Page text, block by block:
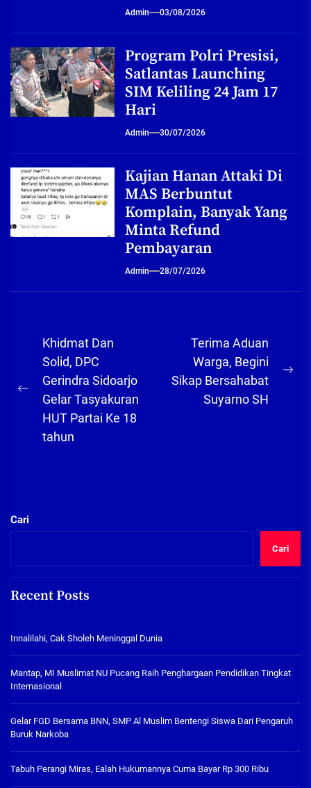
Admin 03/08/2026
Program Polri Presisi,
Satlantas Launching
SIM Keliling 24 Jam 17
Hari
Admin 30/07/2026
Kajian Hanan Attaki Di
MAS Berbuntut
Komplain, Banyak Yang
Minta Refund
Pembayaran
Admin 28/07/2026
Navigasi
pos
Previous
post:
Khidmat Dan
Solid, DPC
Gerindra Sidoarjo
Gelar Tasyakuran
HUT Partai Ke 18
tahun
Terima Aduan
Warga, Begini
Sikap Bersahabat
Suyarno SH
Cari
Cari
Recent Posts
Innalilahi, Cak Sholeh Meninggal Dunia
Mantap, MI Muslimat NU Pucang Raih Penghargaan Pendidikan Tingkat
Internasional
Gelar FGD Bersama BNN, SMP Al Muslim Bentengi Siswa Dari Pengaruh
Buruk Narkoba
Tabuh Perangi Miras, Ealah Hukumannya Cuma Bayar Rp 300 Ribu